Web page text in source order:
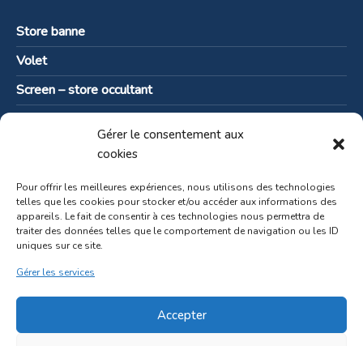
Gérer le consentement aux
cookies
Pour offrir les meilleures expériences, nous utilisons des technologies
telles que les cookies pour stocker et/ou accéder aux informations des
appareils. Le fait de consentir à ces technologies nous permettra de
traiter des données telles que le comportement de navigation ou les ID
uniques sur ce site.
Gérer les services
Accepter
Store banne
Volet
Screen – store occultant
Solutions pour les professionnels
Contactez-nous
pergolas Brustor en Belgique© 2025 |